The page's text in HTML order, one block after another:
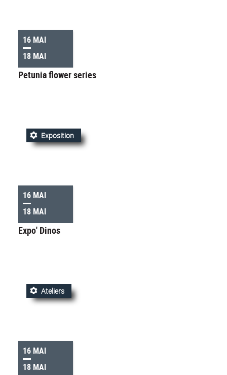
16 MAI
18 MAI
Petunia flower series
16 MAI
18 MAI
Exposition
Expo' Dinos
16 MAI
18 MAI
Ateliers